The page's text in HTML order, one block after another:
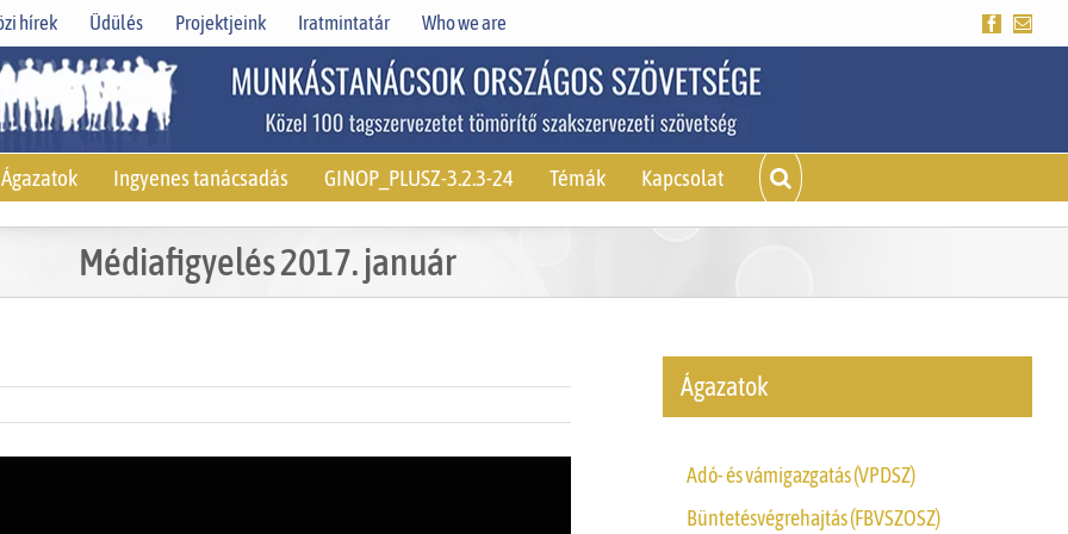
hírek Üdülés Projektjeink Iratmintatár Who we are Facebook
Ágazatok Ingyenes tanácsadás GINOP_PLUSZ-3.2.3-24 Témák Kapcsolat
Médiafigyelés 2017. január
Ágazatok
Adó- és vámigazgatás (VPDSZ)
Büntetésvégrehajtás (FBVSZOSZ)